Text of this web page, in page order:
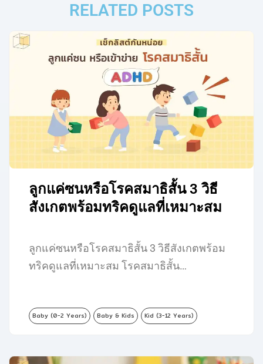
RELATED POSTS
ลูกแค่ซนหรือโรคสมาธิสั้น 3 วิธี
สังเกตพร้อมทริคดูแลที่เหมาะสม
ลูกแค่ซนหรือโรคสมาธิสั้น 3 วิธีสังเกตพร้อม
ทริคดูแลที่เหมาะสม โรคสมาธิสั้น…
Baby (0-2 Years) Baby & Kids Kid (3-12 Years)